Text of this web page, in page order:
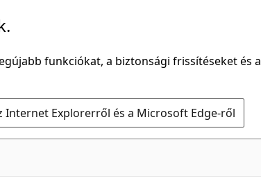
funkciókat, a biztonsági frissítéseket és a
Internet Explorerről és a Microsoft Edge-ről